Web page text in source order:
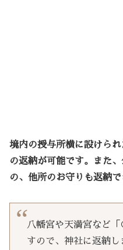
境内の授与所横に設けら
の返納が可能です。また
の、他所のお守りも返納で
八幡宮や天満宮など
すので、神社に返納